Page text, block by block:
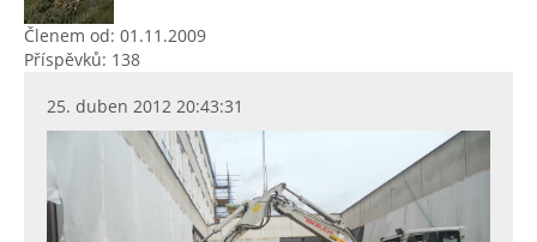
Členem od: 01.11.2009
Příspěvků: 138
25. duben 2012 20:43:31